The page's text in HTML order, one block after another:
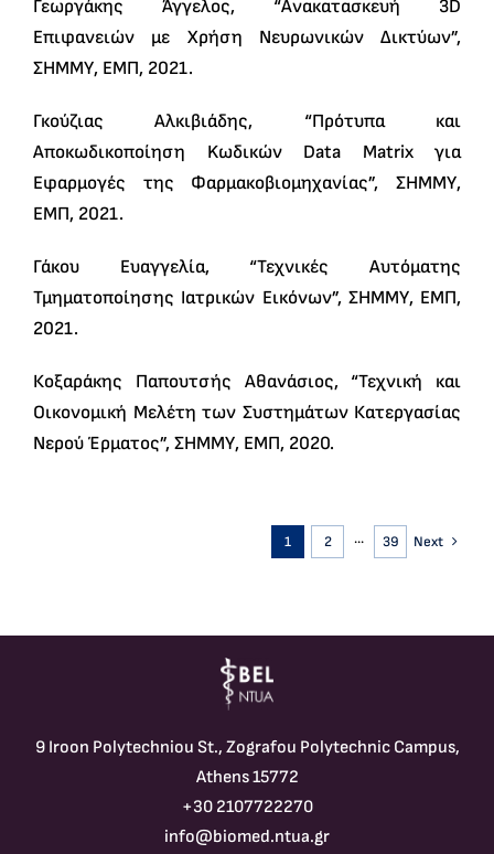
Γεωργάκης Άγγελος, “Ανακατασκευή 3D
Επιφανειών με Χρήση Νευρωνικών Δικτύων”,
ΣΗΜΜΥ, ΕΜΠ, 2021.
Γκούζιας Αλκιβιάδης, “Πρότυπα και
Αποκωδικοποίηση Kωδικών Data Matrix για
Eφαρμογές της Φαρμακοβιομηχανίας”, ΣΗΜΜΥ,
ΕΜΠ, 2021.
Γάκου Ευαγγελία, “Τεχνικές Αυτόματης
Τμηματοποίησης Ιατρικών Εικόνων”, ΣΗΜΜΥ, ΕΜΠ,
2021.
Κοξαράκης Παπουτσής Αθανάσιος, “Τεχνική και
Οικονομική Μελέτη των Συστημάτων Κατεργασίας
Νερού Έρματος”, ΣΗΜΜΥ, ΕΜΠ, 2020.
1 2 ··· 39 Next
9 Iroon Polytechniou St., Zografou Polytechnic Campus,
Athens 15772
+30 2107722270
info@biomed.ntua.gr